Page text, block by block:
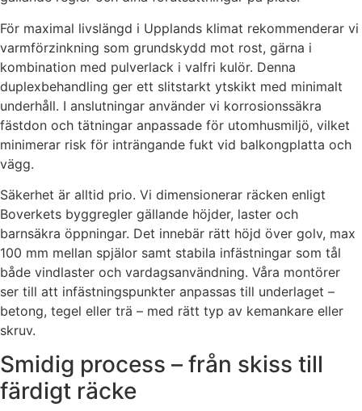
För maximal livslängd i Upplands klimat rekommenderar vi
varmförzinkning som grundskydd mot rost, gärna i
kombination med pulverlack i valfri kulör. Denna
duplexbehandling ger ett slitstarkt ytskikt med minimalt
underhåll. I anslutningar använder vi korrosionssäkra
fästdon och tätningar anpassade för utomhusmiljö, vilket
minimerar risk för inträngande fukt vid balkongplatta och
vägg.
Säkerhet är alltid prio. Vi dimensionerar räcken enligt
Boverkets byggregler gällande höjder, laster och
barnsäkra öppningar. Det innebär rätt höjd över golv, max
100 mm mellan spjälor samt stabila infästningar som tål
både vindlaster och vardagsanvändning. Våra montörer
ser till att infästningspunkter anpassas till underlaget –
betong, tegel eller trä – med rätt typ av kemankare eller
skruv.
Smidig process – från skiss till
färdigt räcke